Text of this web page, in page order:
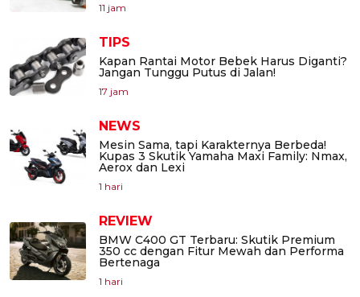
11 jam
TIPS
Kapan Rantai Motor Bebek Harus Diganti?
Jangan Tunggu Putus di Jalan!
17 jam
NEWS
Mesin Sama, tapi Karakternya Berbeda!
Kupas 3 Skutik Yamaha Maxi Family: Nmax,
Aerox dan Lexi
1 hari
REVIEW
BMW C400 GT Terbaru: Skutik Premium
350 cc dengan Fitur Mewah dan Performa
Bertenaga
1 hari